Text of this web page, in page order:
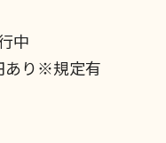
中
あり※規定有